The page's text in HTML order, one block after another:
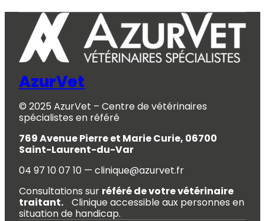
AzurVet
© 2025 AzurVet – Centre de vétérinaires
spécialistes en référé
769 Avenue Pierre et Marie Curie, 06700
Saint-Laurent-du-Var
04 97 10 07 10 — clinique@azurvet.fr
Consultations sur référé de votre vétérinaire
traitant. Clinique accessible aux personnes en
situation de handicap.